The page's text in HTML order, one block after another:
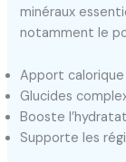
minéraux
notamment le
Apport
Glucides
Booste
Supporte les